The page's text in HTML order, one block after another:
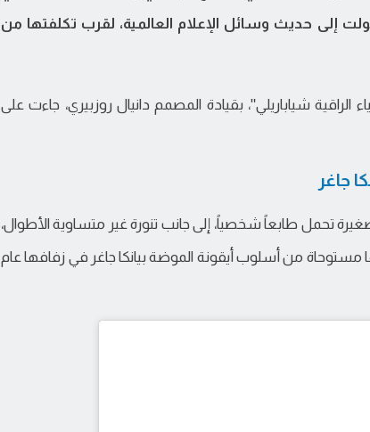
إلى حديث وسائل الإعلام العالمية، لقرب تكلفتها من
الراقية شياباريلي"، بقيادة المصمم دانيال روزبيري، جاءت على
جاغر
تحمل طابعاً شخصياً، إلى جانب تنورة غير متساوية الأطوال،
مستوحاة من أسلوب أيقونة الموضة بيانكا جاغر في زفافها عام